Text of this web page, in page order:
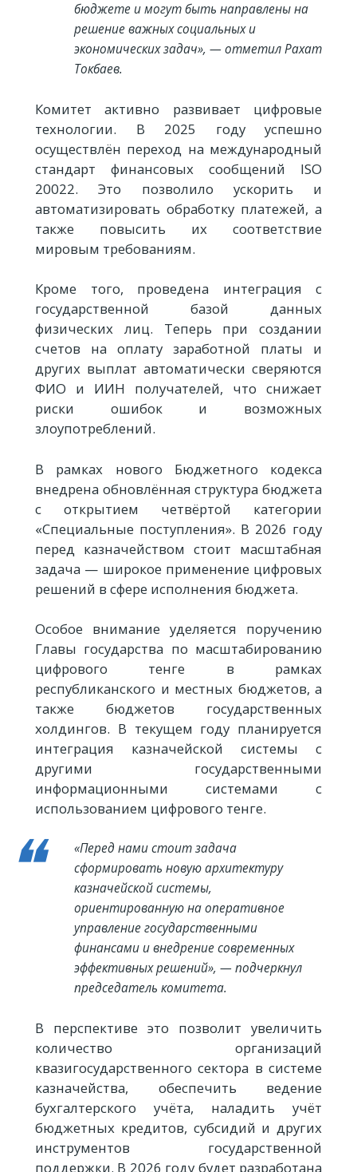
бюджете и могут быть направлены на
решение важных социальных и
экономических задач», — отметил Рахат
Токбаев.
Комитет активно развивает цифровые
технологии. В 2025 году успешно
осуществлён переход на международный
стандарт финансовых сообщений ISO
20022. Это позволило ускорить и
автоматизировать обработку платежей, а
также повысить их соответствие
мировым требованиям.
Кроме того, проведена интеграция с
государственной базой данных
физических лиц. Теперь при создании
счетов на оплату заработной платы и
других выплат автоматически сверяются
ФИО и ИИН получателей, что снижает
риски ошибок и возможных
злоупотреблений.
В рамках нового Бюджетного кодекса
внедрена обновлённая структура бюджета
с открытием четвёртой категории
«Специальные поступления». В 2026 году
перед казначейством стоит масштабная
задача — широкое применение цифровых
решений в сфере исполнения бюджета.
Особое внимание уделяется поручению
Главы государства по масштабированию
цифрового тенге в рамках
республиканского и местных бюджетов, а
также бюджетов государственных
холдингов. В текущем году планируется
интеграция казначейской системы с
другими государственными
информационными системами с
использованием цифрового тенге.
«Перед нами стоит задача
сформировать новую архитектуру
казначейской системы,
ориентированную на оперативное
управление государственными
финансами и внедрение современных
эффективных решений», — подчеркнул
председатель комитета.
В перспективе это позволит увеличить
количество организаций
квазигосударственного сектора в системе
казначейства, обеспечить ведение
бухгалтерского учёта, наладить учёт
бюджетных кредитов, субсидий и других
инструментов государственной
поддержки. В 2026 году будет разработана